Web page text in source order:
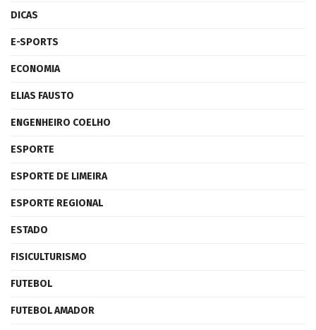
DICAS
E-SPORTS
ECONOMIA
ELIAS FAUSTO
ENGENHEIRO COELHO
ESPORTE
ESPORTE DE LIMEIRA
ESPORTE REGIONAL
ESTADO
FISICULTURISMO
FUTEBOL
FUTEBOL AMADOR